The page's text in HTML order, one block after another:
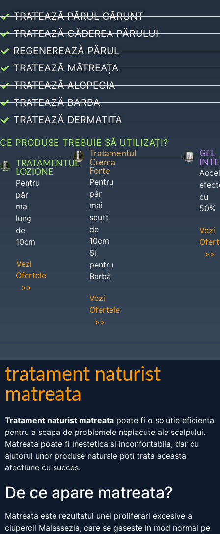
TRATEAZĂ PĂRUL CĂRUNT
TRATEAZĂ CĂDEREA PĂRULUI
REGENEREAZĂ PĂRUL
TRATEAZĂ MĂTREAȚA
TRATEAZĂ ALOPECIA
TRATEAZĂ BARBA
TRATEAZĂ DERMATITA
CE PRODUSE TREBUIE SĂ UTILIZAȚI?
TRATAMENTUL
LOZIONE
Pentru
păr
mai
lung
de
10cm
Vezi
Ofertele
>>
Tratamentul
Crema
Forte
Pentru
păr
mai
scurt
de
10cm
Si
pentru
Barbă
Vezi
Ofertele
>>
GEL
cu
50%
Vezi
>>
tratament naturist
matreata
Tratament naturist matreata poate fi o solutie eficienta
pentru a scapa de problemele neplacute ale scalpului.
Matreata poate fi inestetica si inconfortabila, dar cu
ajutorul unor produse naturale poti trata aceasta
afectiune cu succes.
De ce apare matreata?
Matreata este rezultatul unei proliferari excesive a
ciupercii Malassezia, care se gaseste in mod normal pe